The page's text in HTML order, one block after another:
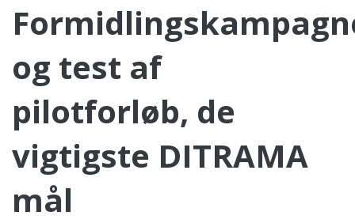
og test af
pilotforløb, de
vigtigste DITRAMA
mål